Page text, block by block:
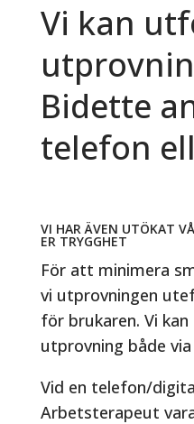
Vi kan
Bidette
telefon
VI HAR ÄVEN UTÖKAT
ER TRYGGHET
För att minimera
vi utprovningen
för brukaren. Vi
utprovning både
Vid en telefon/
Arbetsterapeut